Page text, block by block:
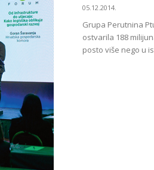
05.12.2014.
Grupa Perutnina
ostvarila 188
posto više nego u